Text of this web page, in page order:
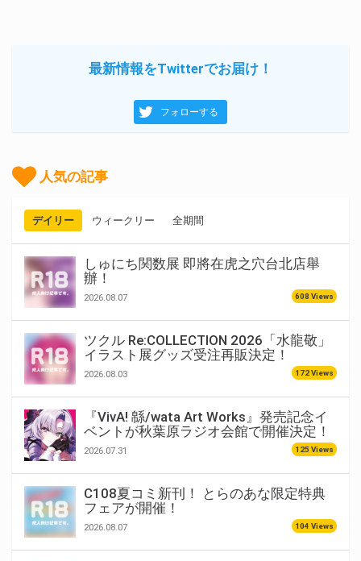
最新情報をTwitterでお届け！
フォローする
人気の記事
デイリー ウィークリー 全期間
しゅにち関数展 即將在虎之穴台北店舉
辦！
2026.08.07 608 Views
ツクル Re:COLLECTION 2026「水龍敬」
イラスト展グッズ受注再販決定！
2026.08.03 172 Views
『VivA! 緜/wata Art Works』発売記念イ
ベントが秋葉原ラジオ会館で開催決定！
2026.07.31 125 Views
C108夏コミ新刊！ とらのあな限定特典
フェアが開催！
2026.08.07 104 Views